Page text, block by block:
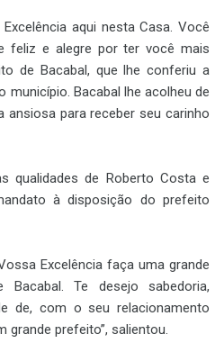
aqui nesta Casa. Você
feliz e alegre por ter você mais
de Bacabal, que lhe conferiu a
Bacabal lhe acolheu de
ansiosa para receber seu carinho
qualidades de Roberto Costa e
à disposição do prefeito
Excelência faça uma grande
Te desejo sabedoria,
de, com o seu relacionamento
grande prefeito”, salientou.